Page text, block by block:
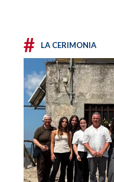
# LA CERIMONIA